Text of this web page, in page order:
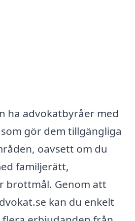
ha advokatbyråer med
gör dem tillgängliga
oavsett om du
familjerätt,
brottmål. Genom att
kan du enkelt